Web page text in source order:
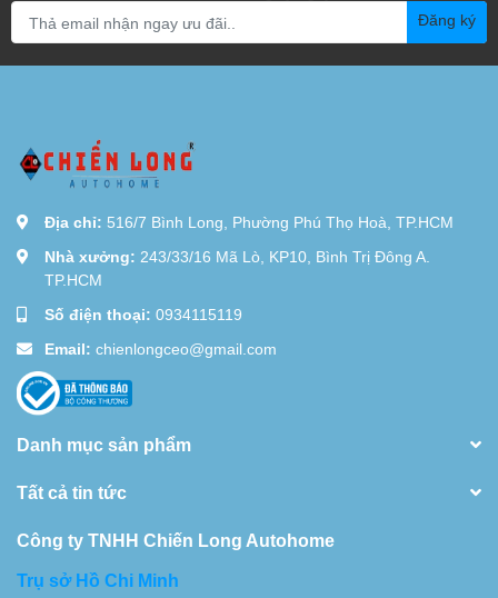
Đăng ký
Địa chỉ: 516/7 Bình Long, Phường Phú Thọ Hoà, TP.HCM
Nhà xưởng: 243/33/16 Mã Lò, KP10, Bình Trị Đông A.
TP.HCM
Số điện thoại: 0934115119
Email: chienlongceo@gmail.com
Danh mục sản phẩm
Tất cả tin tức
Công ty TNHH Chiến Long Autohome
Trụ sở Hồ Chi Minh